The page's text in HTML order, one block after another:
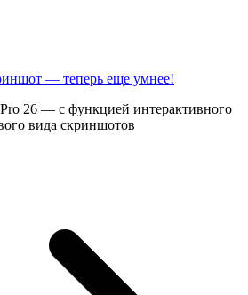
— теперь еще умнее!
26 — с функцией интерактивного
вида скриншотов